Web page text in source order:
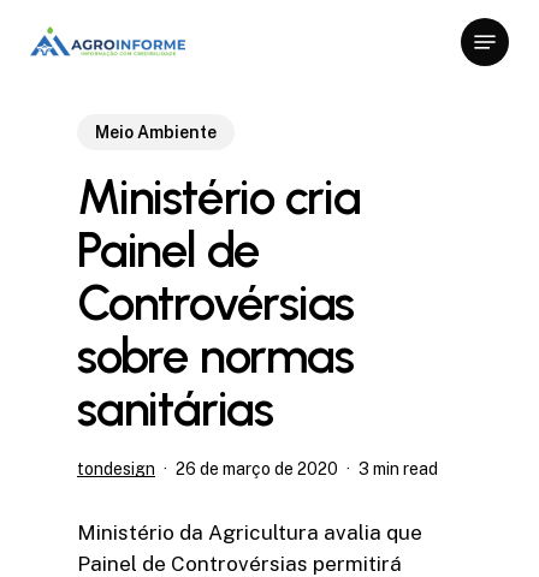
Menu
Meio Ambiente
Ministério cria
Painel de
Controvérsias
sobre normas
sanitárias
tondesign 26 de março de 2020 3 min read
Ministério da Agricultura avalia que
Painel de Controvérsias permitirá